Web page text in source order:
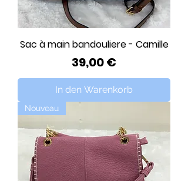
Sac à main bandouliere - Camille
Preis
39,00 €
In den Warenkorb
Nouveau